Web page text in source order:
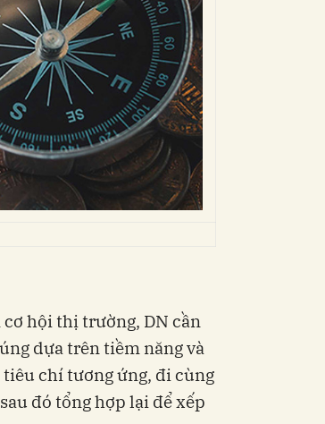
hội thị trường, DN cần
dựa trên tiềm năng và
chí tương ứng, đi cùng
đó tổng hợp lại để xếp